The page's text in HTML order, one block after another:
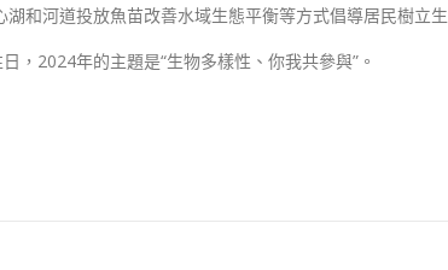
和河道投放魚苗改善水域生態平衡等方式倡導居民樹立生
，2024年的主題是“生物多樣性、你我共參與”。